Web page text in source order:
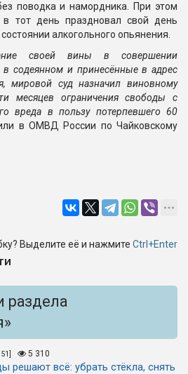
поводка и намордника. При этом
в тот день праздновал свой день
алкогольного опьянения.
своей вины в совершении
в содеянном и принесённые в адрес
мировой суд назначил виновному
месяцев ограничения свободы с
вреда в пользу потерпевшего 60
в ОМВД России по Чайковскому
Выделите её и нажмите Ctrl+Enter
раздела
5 310
решают всё: убрать стёкла, снять